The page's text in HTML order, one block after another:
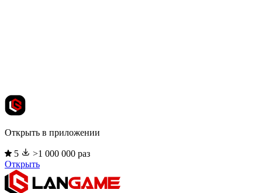
Открыть в приложении
5
>1 000 000 раз
Открыть